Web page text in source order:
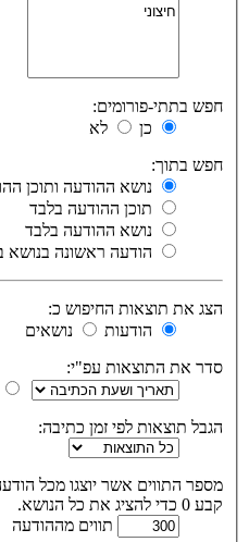
חפש בתתי-פורומים:
כן
לא
חפש בתוך:
נושא ההודעה ותוכן
תוכן ההודעה בלבד
נושא ההודעה בלבד
הודעה ראשונה בנושא
הצג את תוצאות החיפוש כ:
הודעות
נושאים
סדר את התוצאות עפ"י:
הגבל תוצאות לפי זמן כתיבה:
מספר התווים אשר יוצגו מכל
קבע 0 כדי להציג את כל הנושא.
תווים מההודעה